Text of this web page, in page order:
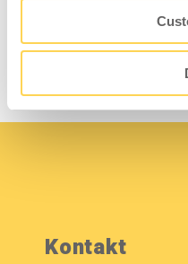
Deckel zum
brennbarem Abfall.
Kontakt